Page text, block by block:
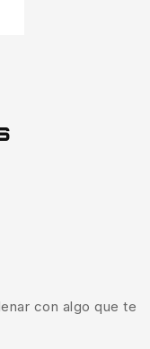
con algo que te